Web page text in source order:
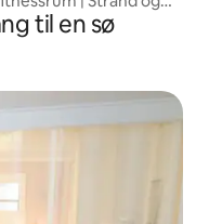
til en sø